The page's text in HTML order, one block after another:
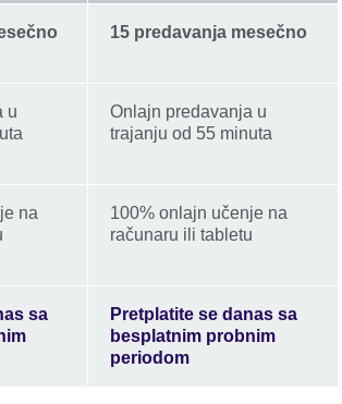
15 predavanja mesečno
u
Onlajn predavanja u
trajanju od 55 minuta
na
100% onlajn učenje na
računaru ili tabletu
sa
Pretplatite se danas sa
besplatnim probnim
periodom